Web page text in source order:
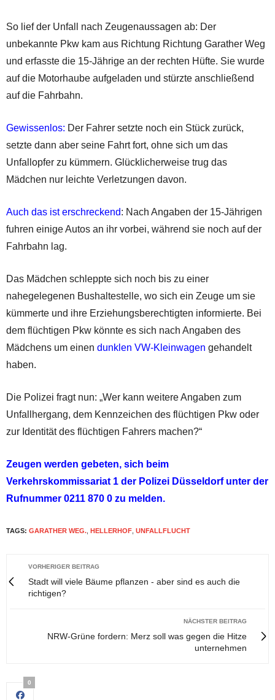
So lief der Unfall nach Zeugenaussagen ab: Der
unbekannte Pkw kam aus Richtung Richtung Garather Weg
und erfasste die 15-Jährige an der rechten Hüfte. Sie wurde
auf die Motorhaube aufgeladen und stürzte anschließend
auf die Fahrbahn.
Gewissenlos: Der Fahrer setzte noch ein Stück zurück,
setzte dann aber seine Fahrt fort, ohne sich um das
Unfallopfer zu kümmern. Glücklicherweise trug das
Mädchen nur leichte Verletzungen davon.
Auch das ist erschreckend: Nach Angaben der 15-Jährigen
fuhren einige Autos an ihr vorbei, während sie noch auf der
Fahrbahn lag.
Das Mädchen schleppte sich noch bis zu einer
nahegelegenen Bushaltestelle, wo sich ein Zeuge um sie
kümmerte und ihre Erziehungsberechtigten informierte. Bei
dem flüchtigen Pkw könnte es sich nach Angaben des
Mädchens um einen dunklen VW-Kleinwagen gehandelt
haben.
Die Polizei fragt nun: „Wer kann weitere Angaben zum
Unfallhergang, dem Kennzeichen des flüchtigen Pkw oder
zur Identität des flüchtigen Fahrers machen?“
Zeugen werden gebeten, sich beim
Verkehrskommissariat 1 der Polizei Düsseldorf unter der
Rufnummer 0211 870 0 zu melden.
TAGS: GARATHER WEG. HELLERHOF UNFALLFLUCHT
VORHERIGER BEITRAG
Stadt will viele Bäume pflanzen - aber sind es auch die
richtigen?
NÄCHSTER BEITRAG
NRW-Grüne fordern: Merz soll was gegen die Hitze
unternehmen
0